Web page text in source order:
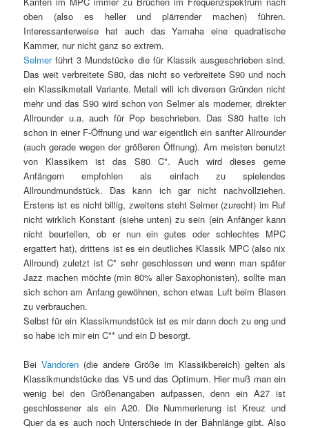
oben (also es heller und plärrender machen) führen.
Interessanterweise hat auch das Yamaha eine quadratische
Kammer, nur nicht ganz so extrem.
Selmerführt 3 Mundstücke die für Klassik ausgeschrieben sind.
Das weit verbreitete S80, das nicht so verbreitete S90 und noch
ein Klassikmetall Variante. Metall will ich diversen Gründen nicht
mehr und das S90 wird schon von Selmer als moderner, direkter
Allrounder u.a. auch für Pop beschrieben. Das S80 hatte ich
schon in einer F-Öffnung und war eigentlich ein sanfter Allrounder
(auch gerade wegen der größeren Öffnung). Am meisten benutzt
von Klassikern ist das S80 C*. Auch wird dieses gerne
Anfängern empfohlen als einfach zu spielendes
Allroundmundstück. Das kann ich gar nicht nachvollziehen.
Erstens ist es nicht billig, zweitens steht Selmer (zurecht) im Ruf
nicht wirklich Konstant (siehe unten) zu sein (ein Anfänger kann
nicht beurteilen, ob er nun ein gutes oder schlechtes MPC
ergattert hat), drittens ist es ein deutliches Klassik MPC (also nix
Allround) zuletzt ist C* sehr geschlossen und wenn man später
Jazz machen möchte (min 80% aller Saxophonisten), sollte man
sich schon am Anfang gewöhnen, schon etwas Luft beim Blasen
zu verbrauchen.
Selbst für ein Klassikmundstück ist es mir dann doch zu eng und
so habe ich mir ein C** und ein D besorgt.
BeiVandoren (die andere Größe im Klassikbereich) gelten als
Klassikmundstücke das V5 und das Optimum. Hier muß man ein
wenig bei den Größenangaben aufpassen, denn ein A27 ist
geschlossener als ein A20. Die Nummerierung ist Kreuz und
Quer da es auch noch Unterschiede in der Bahnlänge gibt. Also